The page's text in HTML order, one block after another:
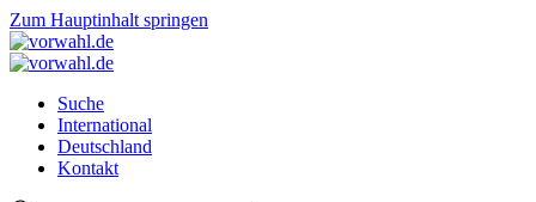
Zum Hauptinhalt springen
Suche
International
Deutschland
Kontakt